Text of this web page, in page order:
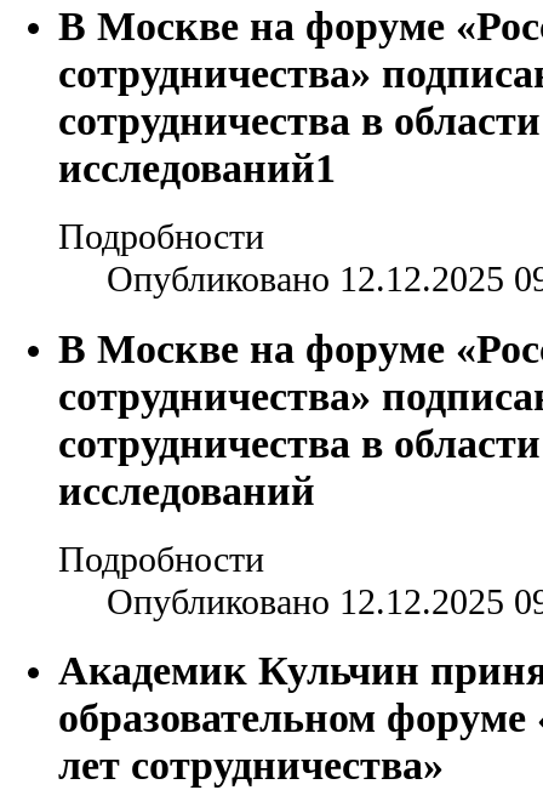
В Москве на форуме
сотрудничества»
сотрудничества в
исследований1
Подробности
Опубликовано 12.12.2025
В Москве на форуме
сотрудничества»
сотрудничества в
исследований
Подробности
Опубликовано 12.12.2025
Академик Кульчин
образовательном
лет сотрудничества»